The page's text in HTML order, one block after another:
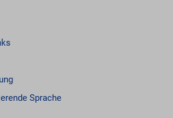
Sprache